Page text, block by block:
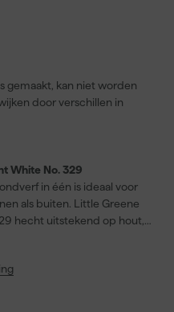
gemaakt, kan niet worden
door verschillen in
White No. 329
in één is ideaal voor
als buiten. Little Greene
hecht uitstekend op hout,
droogtijd van slechts
voor een breed scala aan